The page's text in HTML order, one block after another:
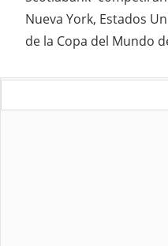
Nueva York, Estados
de la Copa del Mundo